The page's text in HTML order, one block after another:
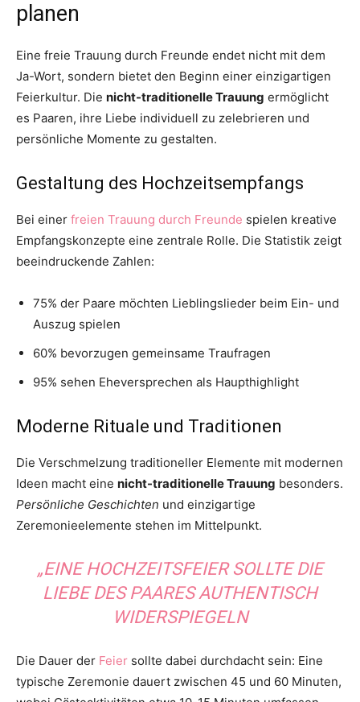
planen
Eine freie Trauung durch Freunde endet nicht mit dem
Ja-Wort, sondern bietet den Beginn einer einzigartigen
Feierkultur. Die nicht-traditionelle Trauung ermöglicht
es Paaren, ihre Liebe individuell zu zelebrieren und
persönliche Momente zu gestalten.
Gestaltung des Hochzeitsempfangs
Bei einer freien Trauung durch Freunde spielen kreative
Empfangskonzepte eine zentrale Rolle. Die Statistik zeigt
beeindruckende Zahlen:
75% der Paare möchten Lieblingslieder beim Ein- und
Auszug spielen
60% bevorzugen gemeinsame Traufragen
95% sehen Eheversprechen als Haupthighlight
Moderne Rituale und Traditionen
Die Verschmelzung traditioneller Elemente mit modernen
Ideen macht eine nicht-traditionelle Trauung besonders.
Persönliche Geschichten und einzigartige
Zeremonieelemente stehen im Mittelpunkt.
„EINEHOCHZEITSFEIERSOLLTE DIE
LIEBE DES PAARES AUTHENTISCH
WIDERSPIEGELN
Die Dauer der Feier sollte dabei durchdacht sein: Eine
typische Zeremonie dauert zwischen 45 und 60 Minuten,